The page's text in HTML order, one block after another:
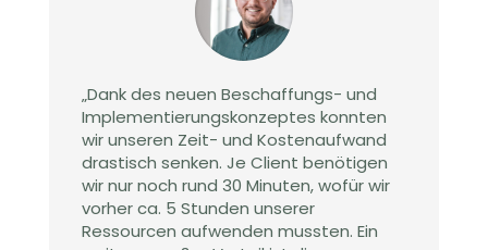
„Dank des neuen Beschaffungs- und
Implementierungskonzeptes konnten
wir unseren Zeit- und Kostenaufwand
drastisch senken. Je Client benötigen
wir nur noch rund 30 Minuten, wofür wir
vorher ca. 5 Stunden unserer
Ressourcen aufwenden mussten. Ein